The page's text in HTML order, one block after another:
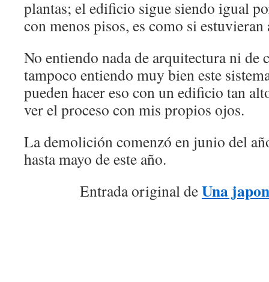
plantas; el edificio sigue siendo igual
con menos pisos, es como si
No entiendo nada de arquitectura ni de
tampoco entiendo muy bien este
pueden hacer eso con un edificio tan
ver el proceso con mis propios ojos.
La demolición comenzó en junio del
hasta mayo de este año.
Entrada original deUna